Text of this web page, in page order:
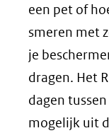
een pet of
smeren met
je
dragen. Het
dagen
mogelijk uit